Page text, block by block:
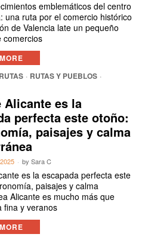
emblemáticos del centro
una ruta por el comercio histórico
de Valencia late un pequeño
comercios
RUTAS · RUTAS Y PUEBLOS ·
Alicante es la
perfecta este otoño:
paisajes y calma
bySara C
es la escapada perfecta este
paisajes y calma
Alicante es mucho más que
fina y veranos